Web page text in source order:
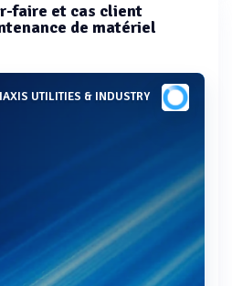
faire et cas client
de matériel
UTILITIES & INDUSTRY